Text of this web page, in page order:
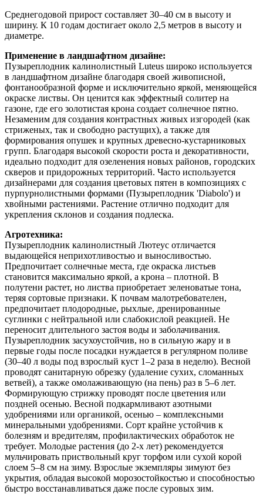
Среднегодовой прирост составляет 30–40 см в высоту и
ширину. К 10 годам достигает около 2,5 метров в высоту и
диаметре.
Применение в ландшафтном дизайне:
Пузыреплодник калинолистный Luteus широко используется
в ландшафтном дизайне благодаря своей живописной,
фонтанообразной форме и исключительно яркой, меняющейся
окраске листвы. Он ценится как эффектный солитер на
газоне, где его золотистая крона создает солнечное пятно.
Незаменим для создания контрастных живых изгородей (как
стриженых, так и свободно растущих), а также для
формирования опушек и крупных древесно-кустарниковых
групп. Благодаря высокой скорости роста и декоративности,
идеально подходит для озеленения новых районов, городских
скверов и придорожных территорий. Часто используется
дизайнерами для создания цветовых пятен в композициях с
пурпурнолистными формами (Пузыреплодник 'Diabolo') и
хвойными растениями. Растение отлично подходит для
укрепления склонов и создания подлеска.
Агротехника:
Пузыреплодник калинолистный Лютеус отличается
выдающейся неприхотливостью и выносливостью.
Предпочитает солнечные места, где окраска листьев
становится максимально яркой, а крона – плотной. В
полутени растет, но листва приобретает зеленоватые тона,
теряя сортовые признаки. К почвам малотребователен,
предпочитает плодородные, рыхлые, дренированные
суглинки с нейтральной или слабокислой реакцией. Не
переносит длительного застоя воды и заболачивания.
Пузыреплодник засухоустойчив, но в сильную жару и в
первые годы после посадки нуждается в регулярном поливе
(30–40 л воды под взрослый куст 1–2 раза в неделю). Весной
проводят санитарную обрезку (удаление сухих, сломанных
ветвей), а также омолаживающую (на пень) раз в 5–6 лет.
Формирующую стрижку проводят после цветения или
поздней осенью. Весной подкармливают азотными
удобрениями или органикой, осенью – комплексными
минеральными удобрениями. Сорт крайне устойчив к
болезням и вредителям, профилактических обработок не
требует. Молодые растения (до 2-х лет) рекомендуется
мульчировать приствольный круг торфом или сухой корой
слоем 5–8 см на зиму. Взрослые экземпляры зимуют без
укрытия, обладая высокой морозостойкостью и способностью
быстро восстанавливаться даже после суровых зим.